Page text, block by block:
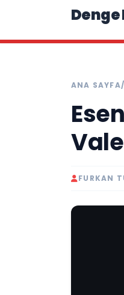
Denge
ANA SAYFA/
FURKAN